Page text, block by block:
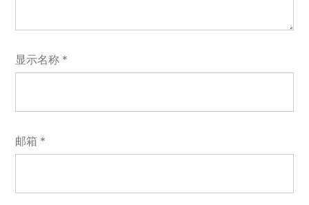
显示名称 *
邮箱 *